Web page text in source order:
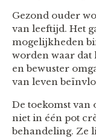
Gezond ouder
van leeftijd. Het
mogelijkheden
worden waar dat
en bewuster
van leven
De toekomst
niet in één pot
behandeling. Ze